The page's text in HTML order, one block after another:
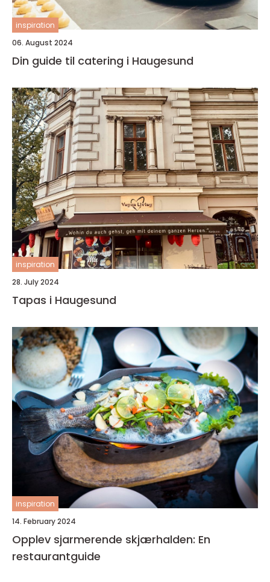
inspiration
06. August 2024
Din guide til catering i Haugesund
inspiration
28. July 2024
Tapas i Haugesund
inspiration
14. February 2024
Opplev sjarmerende skjærhalden: En
restaurantguide